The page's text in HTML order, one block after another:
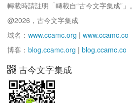
轉載時請註明「轉載自“古今文字集成”」。
@2026，古今文字集成
域名： www.ccamc.org | www.ccamc.co
博客： blog.ccamc.org | blog.ccamc.co
古今文字集成